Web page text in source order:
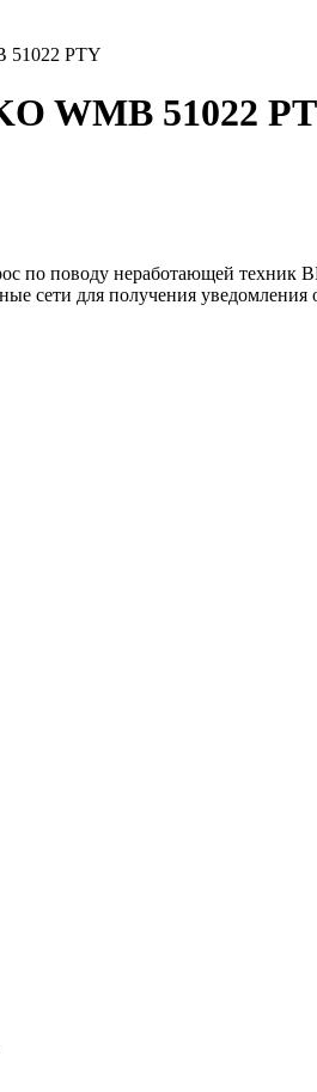
51022 PTY
WMB 51022
по поводу неработающей техник
сети для получения уведомления